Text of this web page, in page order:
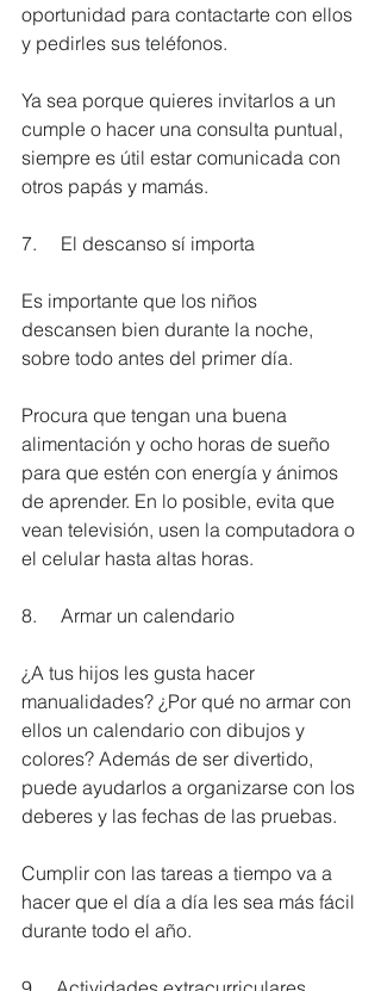
oportunidad para contactarte con ellos
y pedirles sus teléfonos.
Ya sea porque quieres invitarlos a un
cumple o hacer una consulta puntual,
siempre es útil estar comunicada con
otros papás y mamás.
7.     El descanso sí importa
Es importante que los niños
descansen bien durante la noche,
sobre todo antes del primer día.
Procura que tengan una buena
alimentación y ocho horas de sueño
para que estén con energía y ánimos
de aprender. En lo posible, evita que
vean televisión, usen la computadora o
el celular hasta altas horas.
8.     Armar un calendario
¿A tus hijos les gusta hacer
manualidades? ¿Por qué no armar con
ellos un calendario con dibujos y
colores? Además de ser divertido,
puede ayudarlos a organizarse con los
deberes y las fechas de las pruebas.
Cumplir con las tareas a tiempo va a
hacer que el día a día les sea más fácil
durante todo el año.